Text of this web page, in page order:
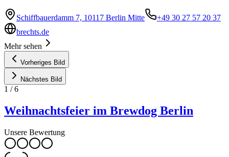
Schiffbauerdamm 7, 10117 Berlin Mitte
+49 30 27 57 20 37
brechts.de
Mehr sehen
Vorheriges Bild
Nächstes Bild
1 /6
Weihnachtsfeier im Brewdog Berlin
Unsere Bewertung